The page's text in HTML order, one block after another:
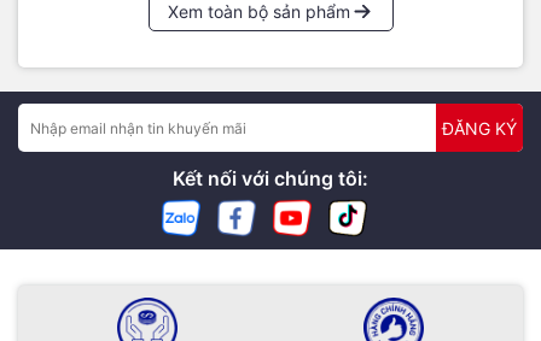
Xem toàn bộ sản phẩm
ĐĂNG KÝ
Kết nối với chúng tôi: